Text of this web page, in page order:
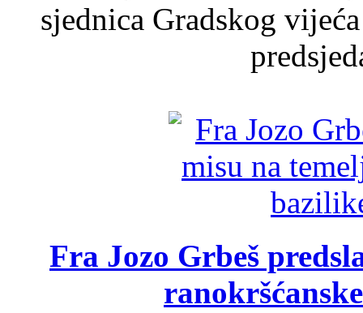
sjednica Gradskog
Fra Jozo Grbeš